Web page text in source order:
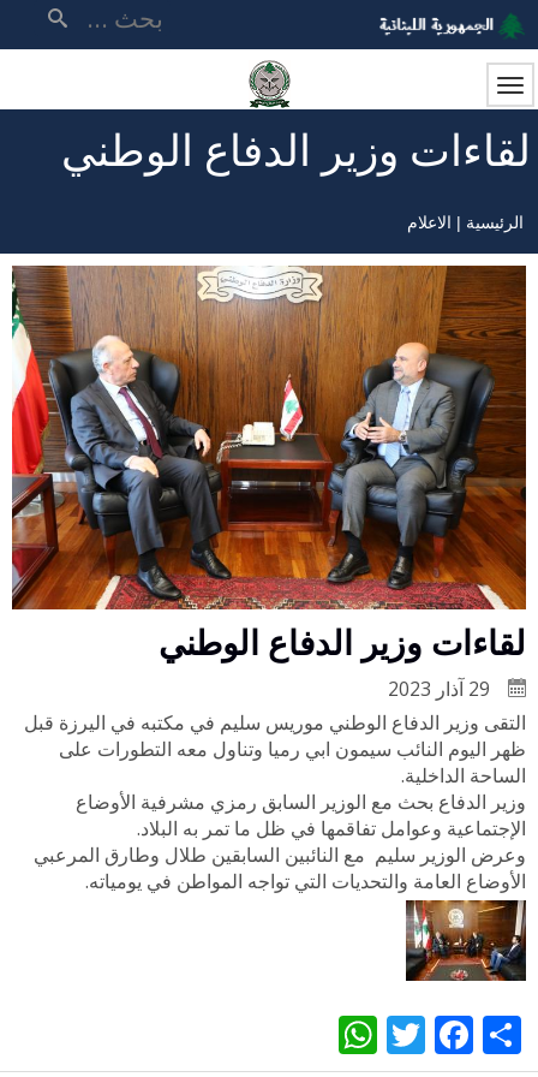
تجاوز
إلى
المحتوى
الرئيسي
لقاءات وزير الدفاع الوطني
مسار
التنقل
الرئيسية الاعلام
لقاءات وزير الدفاع الوطني
التقى وزير الدفاع الوطني موريس سليم في مكتبه في اليرزة قبل
ظهر اليوم النائب سيمون ابي رميا وتناول معه التطورات على
الساحة الداخلية.
وزير الدفاع بحث مع الوزير السابق رمزي مشرفية الأوضاع
الإجتماعية وعوامل تفاقمها في ظل ما تمر به البلاد.
وعرض الوزير سليم مع النائبين السابقين طلال وطارق المرعبي
الأوضاع العامة والتحديات التي تواجه المواطن في يومياته.
Share
Facebook
Twitter